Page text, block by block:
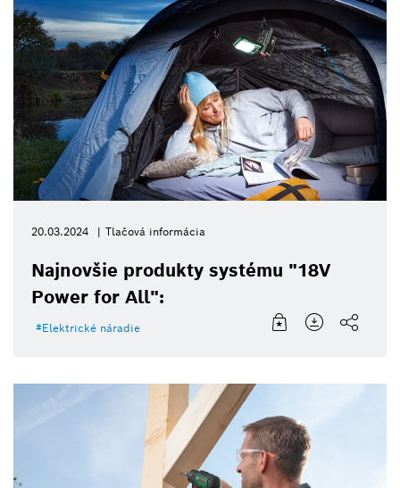
20.03.2024 Tlačová informácia
Najnovšie produkty systému "18V
Power for All":
Elektrické náradie